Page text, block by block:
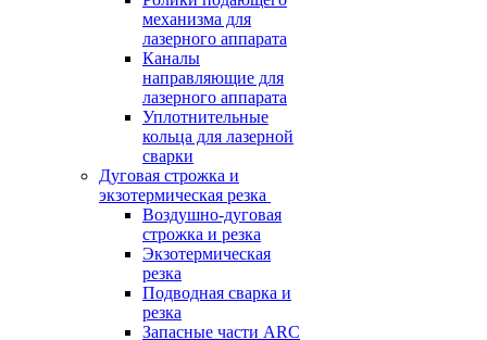
механизма для
лазерного аппарата
Каналы
направляющие для
лазерного аппарата
Уплотнительные
кольца для лазерной
сварки
Дуговая строжка и
экзотермическая резка
Воздушно-дуговая
строжка и резка
Экзотермическая
резка
Подводная сварка и
резка
Запасные части ARC